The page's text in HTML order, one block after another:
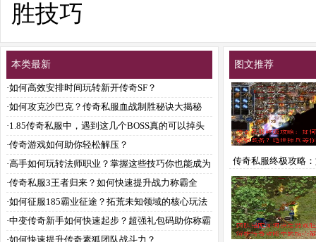
胜技巧
本类最新
·如何高效安排时间玩转新开传奇SF？
·如何攻克沙巴克？传奇私服血战制胜秘诀大揭秘
·1.85传奇私服中，遇到这几个BOSS真的可以掉头
就走吗？
·传奇游戏如何助你轻松解压？
·高手如何玩转法师职业？掌握这些技巧你也能成为
传奇
·传奇私服3王者归来？如何快速提升战力称霸全
服？
·如何征服185霸业征途？拓荒未知领域的核心玩法
全解析
·中变传奇新手如何快速起步？超强礼包码助你称霸
全服
·如何快速提升传奇素狐团队战斗力？
图文推荐
传奇私服终极攻略
取最强装备？绝世
来拿